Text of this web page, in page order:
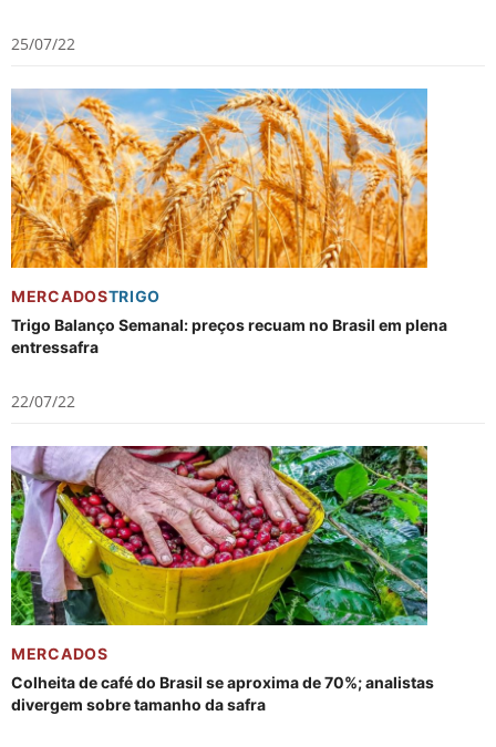
25/07/22
MERCADOSTRIGO
Trigo Balanço Semanal: preços recuam no Brasil em plena
entressafra
22/07/22
MERCADOS
Colheita de café do Brasil se aproxima de 70%; analistas
divergem sobre tamanho da safra